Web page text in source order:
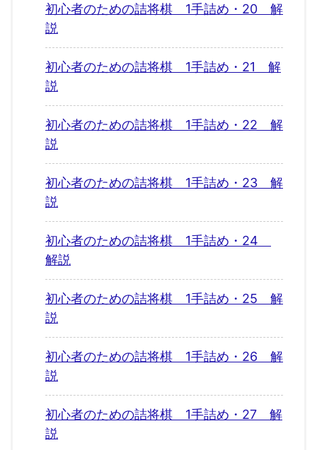
初心者のための詰将棋 1手詰め・20 解
説
初心者のための詰将棋 1手詰め・21 解
説
初心者のための詰将棋 1手詰め・22 解
説
初心者のための詰将棋 1手詰め・23 解
説
初心者のための詰将棋 1手詰め・24
解説
初心者のための詰将棋 1手詰め・25 解
説
初心者のための詰将棋 1手詰め・26 解
説
初心者のための詰将棋 1手詰め・27 解
説